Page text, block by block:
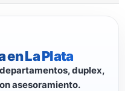
en La Plata
duplex,
asesoramiento.